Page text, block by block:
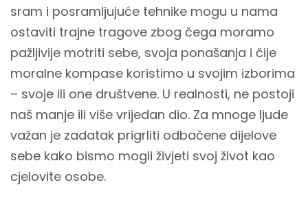
sram i posramljujuće tehnike mogu u nama
ostaviti trajne tragove zbog čega moramo
pažljivije motriti sebe, svoja ponašanja i čije
moralne kompase koristimo u svojim izborima
– svoje ili one društvene. U realnosti, ne postoji
naš manje ili više vrijedan dio. Za mnoge ljude
važan je zadatak prigrliti odbačene dijelove
sebe kako bismo mogli živjeti svoj život kao
cjelovite osobe.